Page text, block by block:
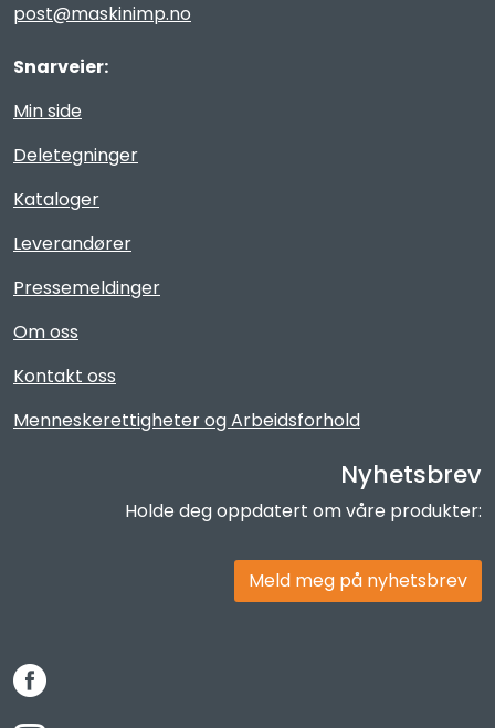
post@maskinimp.no
Snarveier:
Min side
Deletegninger
Kataloger
Leverandører
Pressemeldinger
Om oss
Kontakt oss
Menneskerettigheter og Arbeidsforhold
Nyhetsbrev
Holde deg oppdatert om våre produkter:
Meld meg på nyhetsbrev